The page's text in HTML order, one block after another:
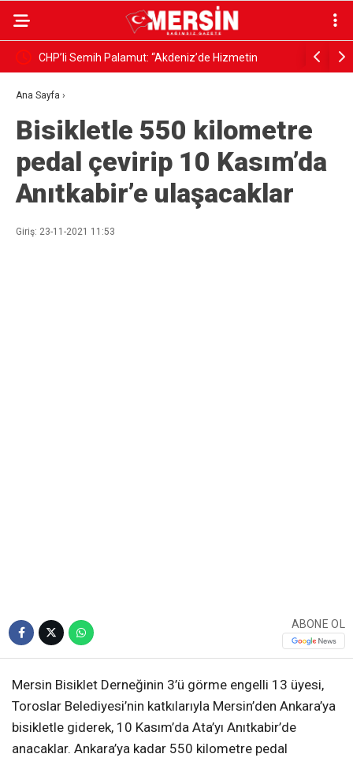
Yönetim
MERSİN DÖVİZ MEVDUATINDA İLK 10’DA
Ana Sayfa ›
Bisikletle 550 kilometre
pedal çevirip 10 Kasım’da
Anıtkabir’e ulaşacaklar
Giriş: 23-11-2021 11:53
ABONE OL
Mersin Bisiklet Derneğinin 3’ü görme engelli 13 üyesi,
Toroslar Belediyesi’nin katkılarıyla Mersin’den Ankara’ya
bisikletle giderek, 10 Kasım’da Ata’yı Anıtkabir’de
anacaklar. Ankara’ya kadar 550 kilometre pedal